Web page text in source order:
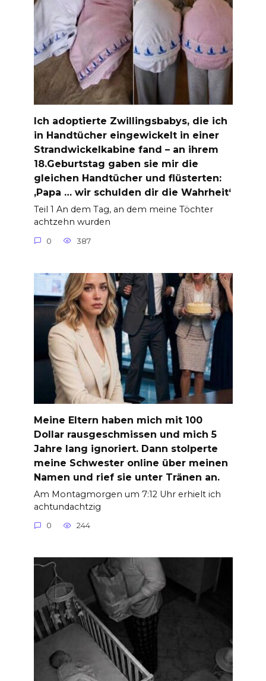
Ich adoptierte Zwillingsbabys, die ich
in Handtücher eingewickelt in einer
Strandwickelkabine fand – an ihrem
18.Geburtstag gaben sie mir die
gleichen Handtücher und flüsterten:
‚Papa … wir schulden dir die Wahrheit‘
Teil 1 An dem Tag, an dem meine Töchter
achtzehn wurden
0 387
Meine Eltern haben mich mit 100
Dollar rausgeschmissen und mich 5
Jahre lang ignoriert. Dann stolperte
meine Schwester online über meinen
Namen und rief sie unter Tränen an.
Am Montagmorgen um 7:12 Uhr erhielt ich
achtundachtzig
0 244